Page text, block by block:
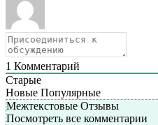
1 Комментарий
Старые
Новые Популярные
Межтекстовые Отзывы
Посмотреть все комментарии